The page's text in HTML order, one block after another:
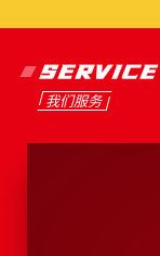
SERVICE
我们服务